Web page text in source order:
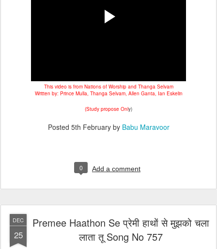
This video is from Nations of Worship and Thanga Selvam
Written by: Prince Mulla, Thanga Selvam, Allen Ganta, Ian Eskelin
(Study propose Only)
Posted 5th Februaryby Babu Maravoor
0 Add a comment
DEC
25
Premee Haathon Se प्रेमी हाथों से मुझको चला
लाता तू Song No 757